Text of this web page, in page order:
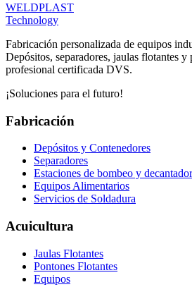
WELDPLAST
Technology
Fabricación personalizada de equipos
Depósitos, separadores, jaulas flotantes y
profesional certificada DVS.
¡Soluciones para el futuro!
Fabricación
Depósitos y Contenedores
Separadores
Estaciones de bombeo y
Equipos Alimentarios
Servicios de Soldadura
Acuicultura
Jaulas Flotantes
Pontones Flotantes
Equipos